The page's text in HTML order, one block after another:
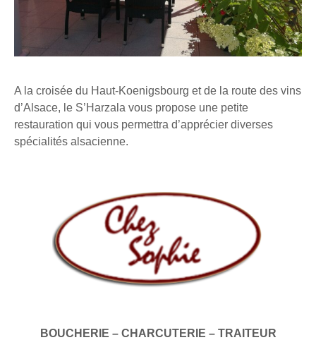
A la croisée du Haut-Koenigsbourg et de la route des vins
d’Alsace, le S’Harzala vous propose une petite
restauration qui vous permettra d’apprécier diverses
spécialités alsacienne.
BOUCHERIE – CHARCUTERIE – TRAITEUR